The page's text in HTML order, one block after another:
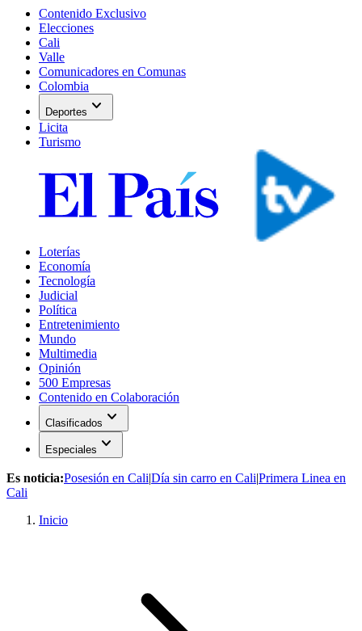
Contenido Exclusivo
Elecciones
Cali
Valle
Comunicadores en Comunas
Colombia
Deportes expand_more
Licita
Turismo
Loterías
Economía
Tecnología
Judicial
Política
Entretenimiento
Mundo
Multimedia
Opinión
500 Empresas
Contenido en Colaboración
Clasificados expand_more
Especiales expand_more
Es noticia:Posesión en Cali|Día sin carro en Cali|Primera Linea en
Cali
Inicio